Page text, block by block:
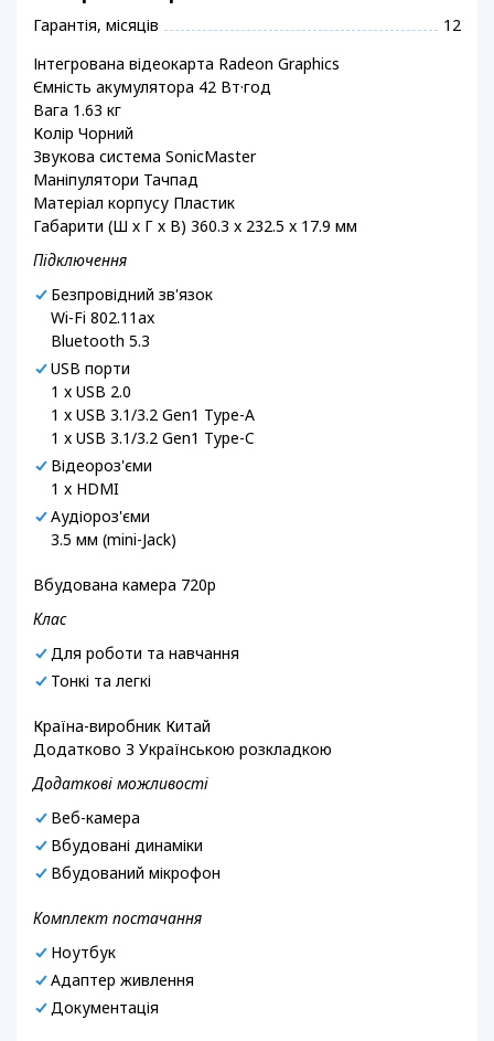
Гарантія, місяців
12
Інтегрована відеокарта Radeon Graphics
Ємність акумулятора 42 Вт·год
Вага 1.63 кг
Колір Чорний
Звукова система SonicMaster
Маніпулятори Тачпад
Матеріал корпусу Пластик
Габарити (Ш х Г х В) 360.3 x 232.5 x 17.9 мм
Підключення
Безпровідний зв'язок
Wi-Fi 802.11ax
Bluetooth 5.3
USB порти
1 x USB 2.0
1 x USB 3.1/3.2 Gen1 Type-A
1 x USB 3.1/3.2 Gen1 Type-C
Відеороз'єми
1 x HDMI
Аудіороз'єми
3.5 мм (mini-Jack)
Вбудована камера 720p
Клас
Для роботи та навчання
Тонкі та легкі
Країна-виробник Китай
Додатково З Українською розкладкою
Додаткові можливості
Веб-камера
Вбудовані динаміки
Вбудований мікрофон
Комплект постачання
Ноутбук
Адаптер живлення
Документація